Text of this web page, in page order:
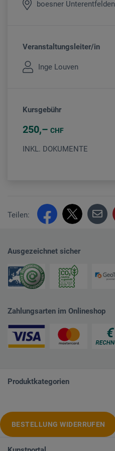
boesner Unterentfelden
Veranstaltungsleiter/in
Inge Louven
Kursgebühr
250 CHF
INKL. DOKUMENTE
Teilen:
Ausgezeichnet sicher
Zahlungsarten im Onlineshop
Produktkategorien
BESTELLUNG WIDERRUFEN